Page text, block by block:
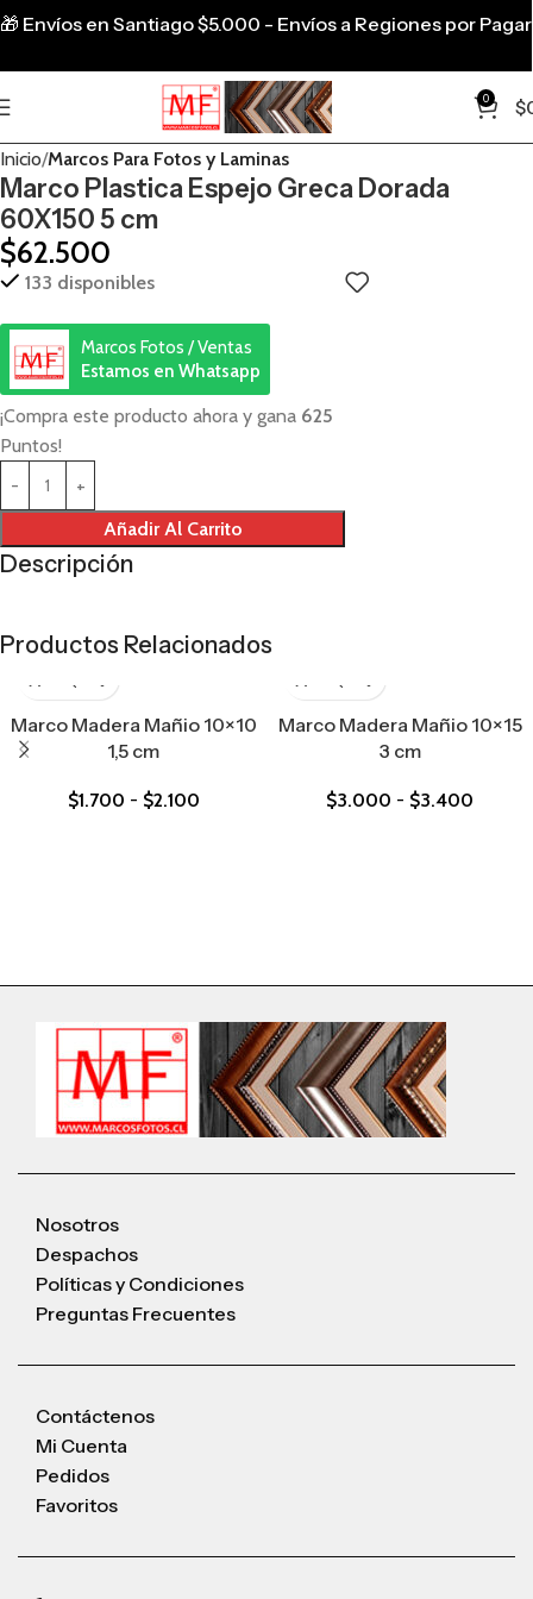
0 $
Inicio Marcos Para Fotos y Laminas
Marco Plastica Espejo Greca Dorada
60X150 5 cm
$62.500
133 disponibles
Marcos Fotos / Ventas
Estamos en Whatsapp
¡Compra este producto ahora y gana 625
Puntos!
Añadir Al Carrito
Descripción
Productos Relacionados
Marco Madera Mañio 10×10
1,5 cm
$1.700 - $2.100
Marco Madera Mañio 10×15
3 cm
$3.000 - $3.400
Nosotros
Despachos
Políticas y Condiciones
Preguntas Frecuentes
Contáctenos
Mi Cuenta
Pedidos
Favoritos
🎁 Envíos en Santiago $5.000 - Envíos a Regiones por Pagar